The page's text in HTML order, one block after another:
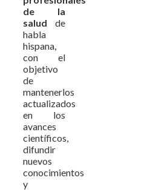
de la
salud de
habla
hispana,
con el
objetivo
de
mantenerlos
actualizados
en los
avances
científicos,
difundir
nuevos
conocimientos
y